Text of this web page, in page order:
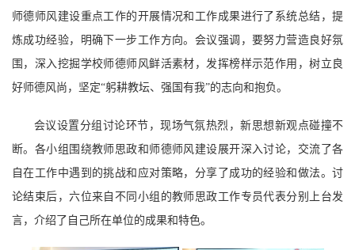
师德师风建设重点工作的开展情况和工作成果进行了系统总结，提
炼成功经验，明确下一步工作方向。会议强调，要努力营造良好氛
围，深入挖掘学校师德师风鲜活素材，发挥榜样示范作用，树立良
好师德风尚，坚定“躬耕教坛、强国有我”的志向和抱负。
会议设置分组讨论环节，现场气氛热烈，新思想新观点碰撞不
断。各小组围绕教师思政和师德师风建设展开深入讨论，交流了各
自在工作中遇到的挑战和应对策略，分享了成功的经验和做法。讨
论结束后，六位来自不同小组的教师思政工作专员代表分别上台发
言，介绍了自己所在单位的成果和特色。